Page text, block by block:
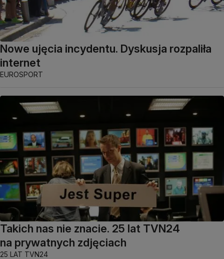
Nowe ujęcia incydentu. Dyskusja rozpaliła
internet
EUROSPORT
Takich nas nie znacie. 25 lat TVN24
na prywatnych zdjęciach
25 LAT TVN24